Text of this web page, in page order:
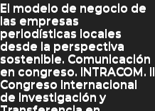
El modelo de negocio de
las empresas
periodísticas locales
desde la perspectiva
sostenible. Comunicación
en congreso. INTRACOM. II
Congreso Internacional
de Investigación y